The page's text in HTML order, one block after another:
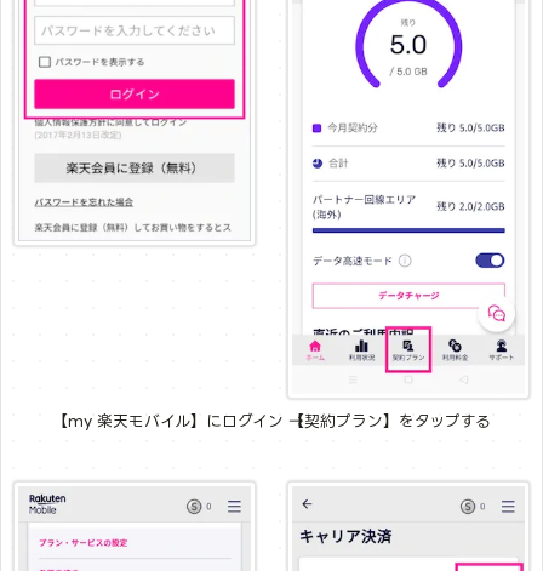
【my 楽天モバイル】にログイン →【契約プラン】をタップする